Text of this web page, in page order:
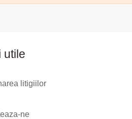
utile
litigiilor
ne